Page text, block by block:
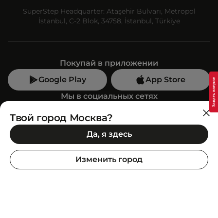
SuperStep Headquarter: Ataşehir Bulvarı, Metropol
İstanbul, C-2 Blok, 34758, İstanbul, Türkiye
Покупай в приложении
Google Play
App Store
Мы в социальных сетях
Позвони нам
+7 (499) 350-55-33
C 10:00 до 19:00
SuperStep-бот
Твой город Москва?
Да, я здесь
Изменить город